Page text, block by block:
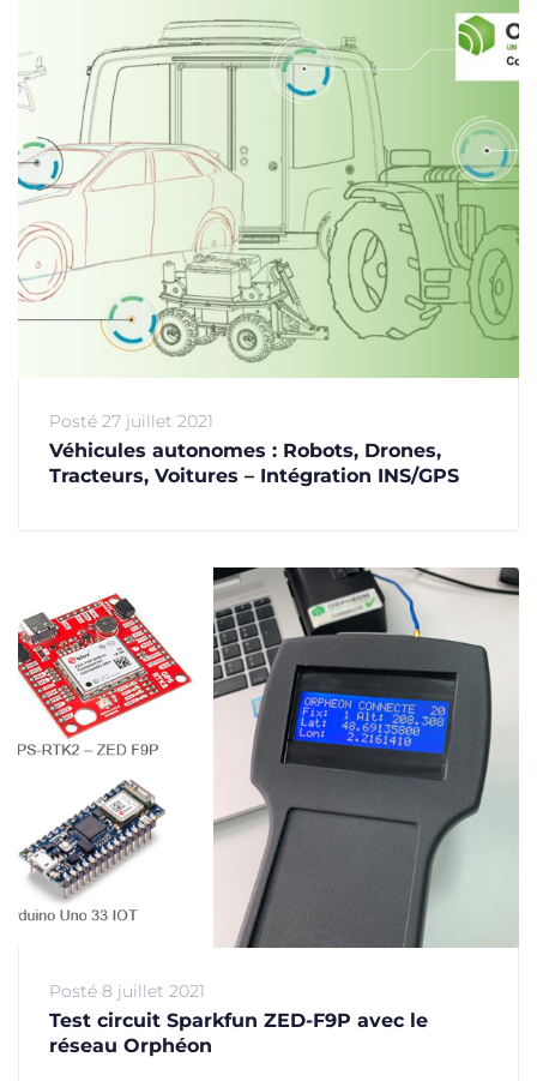
Posté 27 juillet 2021
Véhicules autonomes : Robots, Drones,
Tracteurs, Voitures – Intégration INS/GPS
Posté 8 juillet 2021
Test circuit Sparkfun ZED-F9P avec le
réseau Orphéon